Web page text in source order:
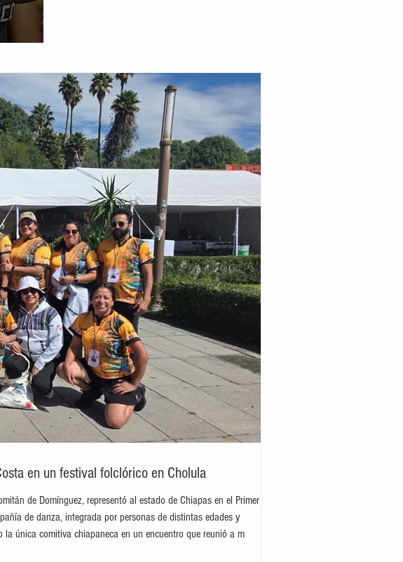
en un festival folclórico en Cholula
de Domínguez, representó al estado de Chiapas en el Primer
de danza, integrada por personas de distintas edades y
única comitiva chiapaneca en un encuentro que reunió a m